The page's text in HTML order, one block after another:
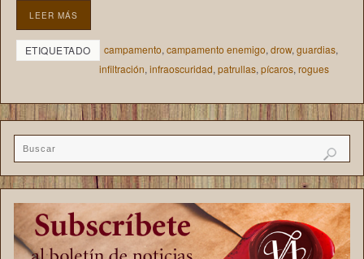
LEER MÁS
ETIQUETADO campamento, campamento enemigo, drow, guardias,
infiltración, infraoscuridad, patrullas, pícaros, rogues